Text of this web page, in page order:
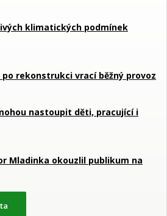
klimatických podmínek
po rekonstrukci vrací běžný provoz
nastoupit děti, pracující i
Mladinka okouzlil publikum na